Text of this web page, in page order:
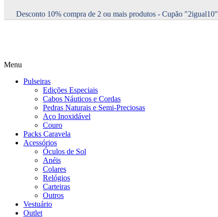
Desconto 10% compra de 2 ou mais produtos - Cupão "2igual10"
Menu
Pulseiras
Edições Especiais
Cabos Náuticos e Cordas
Pedras Naturais e Semi-Preciosas
Aço Inoxidável
Couro
Packs Caravela
Acessórios
Óculos de Sol
Anéis
Colares
Relógios
Carteiras
Outros
Vestuário
Outlet